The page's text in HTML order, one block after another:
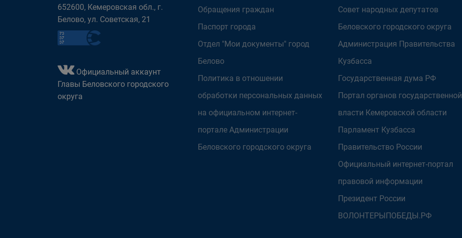
652600, Кемеровская обл., г.
Белово, ул. Советская, 21
Официальный аккаунт
Главы Беловского городского
округа
Обращения граждан
Паспорт города
Отдел "Мои документы" город
Белово
Политика в отношении
обработки персональных данных
на официальном интернет-
портале Администрации
Беловского городского округа
Совет народных депутатов
Беловского городского округа
Администрация Правительства
Кузбасса
Государственная дума РФ
Портал органов государственной
власти Кемеровской области
Парламент Кузбасса
Правительство России
Официальный интернет-портал
правовой информации
Президент России
ВОЛОНТЕРЫПОБЕДЫ.РФ